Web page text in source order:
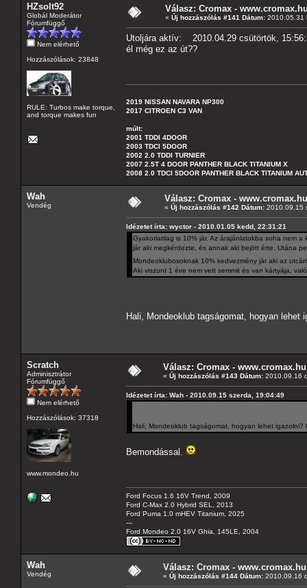
HZsolt92
Globál Moderátor
Fórumfüggő
Nem elérhető
Hozzászólások: 23848
RULE: Turbos make torque,
and torque makes fun
Válasz: Cromax -
« Új hozzászólás #141 Dátum: 2010.05.31
Utoljára aktív: 2010.04.29 csütörtök,
él még ez az út??
2019 NISSAN NAVARA NP300
2017 CITROEN C3 VAN
múlt:
2001 TDDI 4DOOR
2003 TDCI 5DOOR
2002 2.0 TDDI TURNIER
2007 2.5T 4 DOOR PANTHER BLACK TITANIUM X
2008 2.0 TDCI 5DOOR PANTHER BLACK TITANIUM
Wah
Vendég
Válasz: Cromax - www.cromax.hu
« Új hozzászólás #142 Dátum: 2010.09.15
Idézetet írta: wyctor - 2010.01.05 kedd, 22:31:21
Gyakorlatilag is 10% jár. Az árajánlatokba soha nem
jár aki megkérdezte, és annak aki bejött érte. Utána
Mondeoklubosoknak 10% kedvezmény jár aki az
Aki viszont 1 éve nem vett semmit és van kártyája,
Hali, Mondeoklub tagságomat, hogyan lehet
Scratch
Adminisztrátor
Fórumfüggő
Nem elérhető
Hozzászólások: 37318
www.mondeo.hu
Válasz: Cromax - www.cromax.hu
« Új hozzászólás #143 Dátum: 2010.09.16
Idézetet írta: Wah - 2010.09.15 szerda, 19:04:49
Hali, Mondeoklub tagságomat, hogyan lehet igazolni?
Bemondással.
Ford Focus 1.6 16V Trend, 2009
Ford C-Max 2.0 Hybrid SEL, 2013
Ford Puma 1.0 mHEV Titanium, 2025
---
Ford Mondeo 2.0 16V Ghia, 145LE, 2004
Wah
Vendég
Válasz: Cromax - www.cromax.hu
« Új hozzászólás #144 Dátum: 2010.09.16